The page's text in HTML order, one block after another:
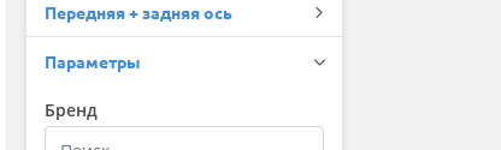
Передняя + задняя ось
Параметры
Бренд